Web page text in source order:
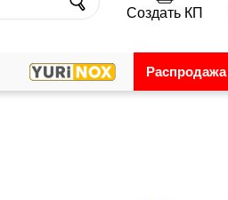
Создать КП
Распродажа